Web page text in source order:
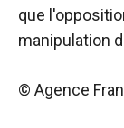
que
manipulation
© Agence